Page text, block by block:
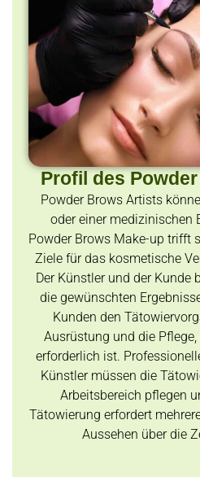
Profil des
Powder Brows Artists
oder einer medizinischen
Powder Brows Make-up trifft
Ziele für das kosmetische
Der Künstler und der Kunde
die gewünschten
Kunden den
Ausrüstung und die
erforderlich ist.
Künstler müssen die
Arbeitsbereich pflegen
Tätowierung erfordert
Aussehen über die